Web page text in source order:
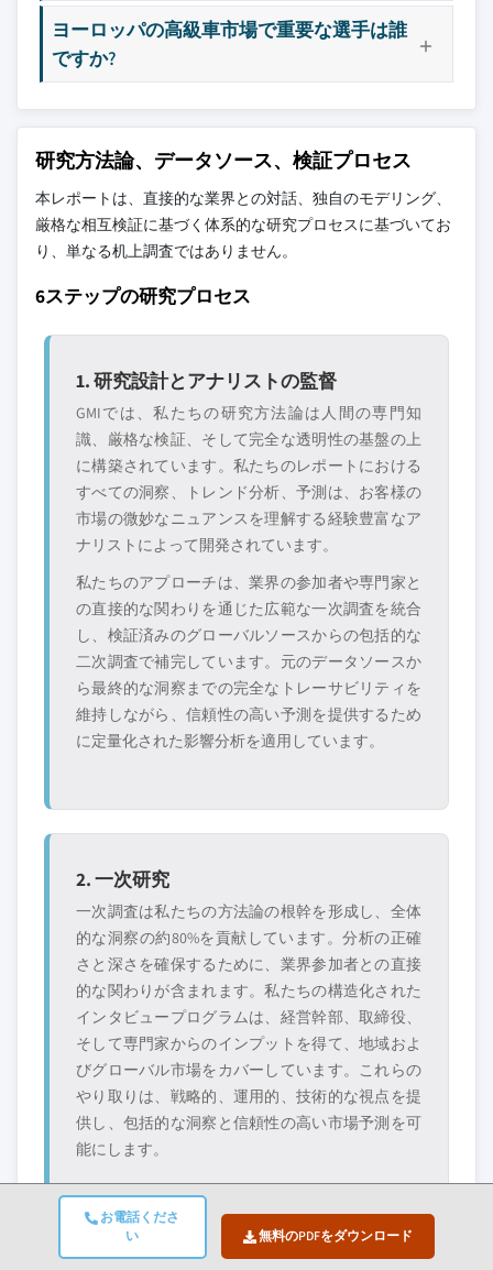
お電話くださ
い
無料のPDFをダウンロード
3.8 コスト内訳分析
3.9 輸出入
3.10 主要ニュースとイニシアチブ
3.12 影響要因
3.12.1.1 可処分所得の増加と富裕層の拡大
3.12.1.2 電動化された高級車の拡大
需要
3.12.2 産業の落とし穴と課題
3.12.2.1 経済不確実性とインフレ
3.12.2.2 厳格な排出規制
3.13 成長可能性分析
3.14 ポーター分析
3.15 PESTEL分析
9.3.6 &ブルガリア
9.3.8 クロアチア
9.4.1 英国
9.4.3 スウェーデン
9.4.4 フィンランド
9.5 南ヨーロッパ
9.5.1 イタリア
9.5.2 スペイン
9.5.3 ギリシャ
9.5.4 ボスニア・ヘルツェゴビナ
9.5.5 アルバニア
10.15 メルセデス・ベンツ
10.16 ポレスター
10.18 ロールス・ロイス
10.19 テスラ
主要な競合他社が見当たりませんか？
このレポートに掲載されている企業は厳選さ
当社の市場収益計算は、個別にプロファイル
されていないメーカー、販売業者、専門業者
を含む全地域の全プレイヤーを考慮したボト
ムアップ手法を採用しています。プロファイ
ルセクションは戦略的に重要なプレイヤーに
焦点を当てており、市場規模の範囲を定義す
るものではありません。
競合環境には以下も含まれる可能性があります
グローバルトップ
層に属さない地
域・国内限定のリ
ーダー企業
市場アクセスを支
配する販売代理店
やチャネルパート
ナー
新興の破壊的企
特定の用途やエン
無料カスタマイズ - レポート価値の最大
20%
特定のデータが必要ですか？カスタマイ
ズをリクエストして、正確な要件に合わ
せた洞察を入手してください。
カスタマイズを依頼する →
ヨーロッパの高級車市場で重要な選手は誰
ですか?
研究方法論、データソース、検証プロセス
本レポートは、直接的な業界との対話、独自のモデリング、
厳格な相互検証に基づく体系的な研究プロセスに基づいてお
り、単なる机上調査ではありません。
6ステップの研究プロセス
1. 研究設計とアナリストの監督
GMIでは、私たちの研究方法論は人間の専門知
識、厳格な検証、そして完全な透明性の基盤の上
に構築されています。私たちのレポートにおける
すべての洞察、トレンド分析、予測は、お客様の
市場の微妙なニュアンスを理解する経験豊富なア
ナリストによって開発されています。
私たちのアプローチは、業界の参加者や専門家と
の直接的な関わりを通じた広範な一次調査を統合
し、検証済みのグローバルソースからの包括的な
二次調査で補完しています。元のデータソースか
ら最終的な洞察までの完全なトレーサビリティを
維持しながら、信頼性の高い予測を提供するため
に定量化された影響分析を適用しています。
2. 一次研究
一次調査は私たちの方法論の根幹を形成し、全体
的な洞察の約80%を貢献しています。分析の正確
さと深さを確保するために、業界参加者との直接
的な関わりが含まれます。私たちの構造化された
インタビュープログラムは、経営幹部、取締役、
そして専門家からのインプットを得て、地域およ
びグローバル市場をカバーしています。これらの
やり取りは、戦略的、運用的、技術的な視点を提
供し、包括的な洞察と信頼性の高い市場予測を可
能にします。